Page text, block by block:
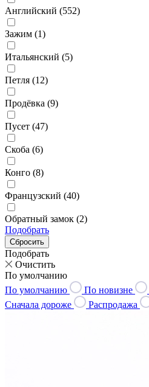
Английский (552)
Зажим (1)
Итальянский (5)
Петля (12)
Продёвка (9)
Пусет (47)
Скоба (6)
Конго (8)
Французский (40)
Обратный замок (2)
Подобрать
Подобрать
Очистить
По умолчанию
По умолчанию
По новизне
Сначала дороже
Распродажа